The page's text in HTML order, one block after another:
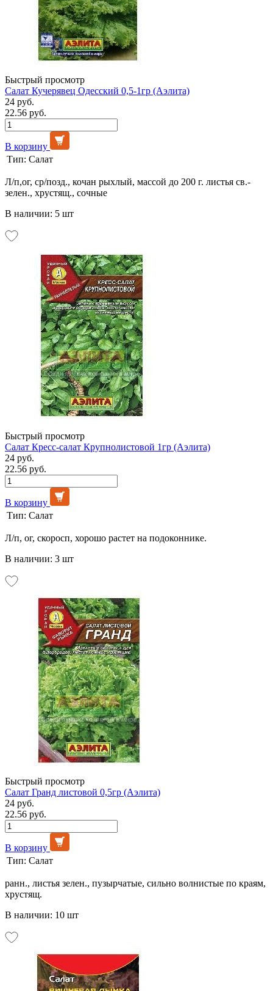
Быстрый просмотр
Салат Кучерявец Одесский 0,5-1гр (Аэлита)
24 руб.
22.56 руб.
В корзину
Тип: Салат
Л/п,ог, ср/позд., кочан рыхлый, массой до 200 г. листья св.-
зелен., хрустящ., сочные
В наличии: 5 шт
Быстрый просмотр
Салат Кресс-салат Крупнолистовой 1гр (Аэлита)
24 руб.
22.56 руб.
В корзину
Тип: Салат
Л/п, ог, скоросп, хорошо растет на подоконнике.
В наличии: 3 шт
Быстрый просмотр
Салат Гранд листовой 0,5гр (Аэлита)
24 руб.
22.56 руб.
В корзину
Тип: Салат
ранн., листья зелен., пузырчатые, сильно волнистые по краям,
хрустящ.
В наличии: 10 шт